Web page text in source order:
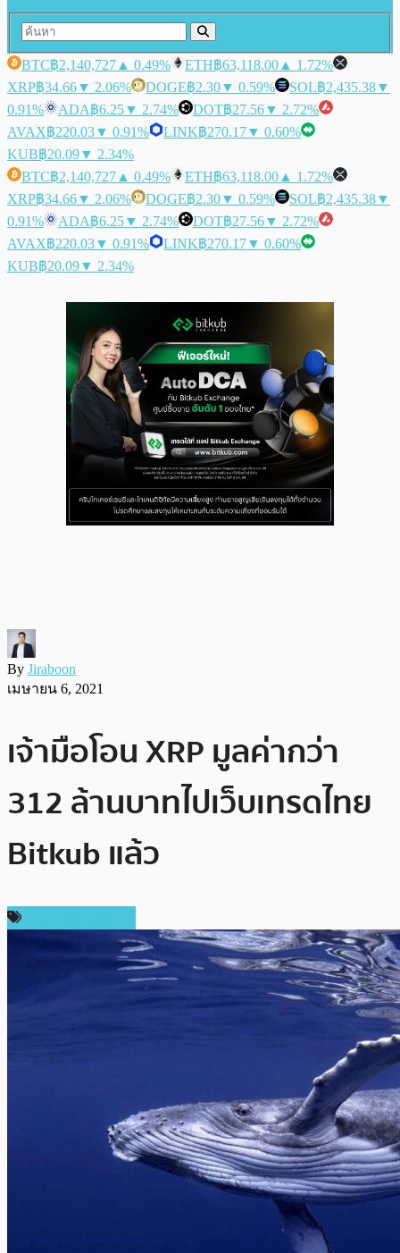
BTC฿2,140,727 ▲ 0.49% ETH฿63,118.00 ▲ 1.72%
XRP฿34.66▼ 2.06% DOGE฿2.30▼ 0.59% SOL฿2,435.38▼
0.91%
ADA฿6.25▼ 2.74% DOT฿27.56▼ 2.72%
AVAX฿220.03▼ 0.91% LINK฿270.17▼ 0.60%
KUB฿20.09▼ 2.34%
BTC฿2,140,727 ▲ 0.49% ETH฿63,118.00 ▲ 1.72%
XRP฿34.66▼ 2.06% DOGE฿2.30▼ 0.59% SOL฿2,435.38▼
0.91%
ADA฿6.25▼ 2.74% DOT฿27.56▼ 2.72%
AVAX฿220.03▼ 0.91% LINK฿270.17▼ 0.60%
KUB฿20.09▼ 2.34%
By Jiraboon
เมษายน 6, 2021
เจ้ามือโอน XRP มูลค่ากว่า
312 ล้านบาทไปเว็บเทรดไทย
Bitkub แล้ว